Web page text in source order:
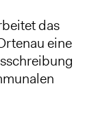
das
eine